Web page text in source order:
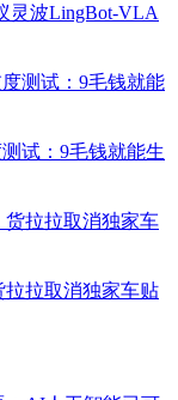
灵波LingBot-VLA
试：9毛钱就能生
拉拉取消独家车贴